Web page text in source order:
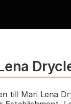
till Mari Lena